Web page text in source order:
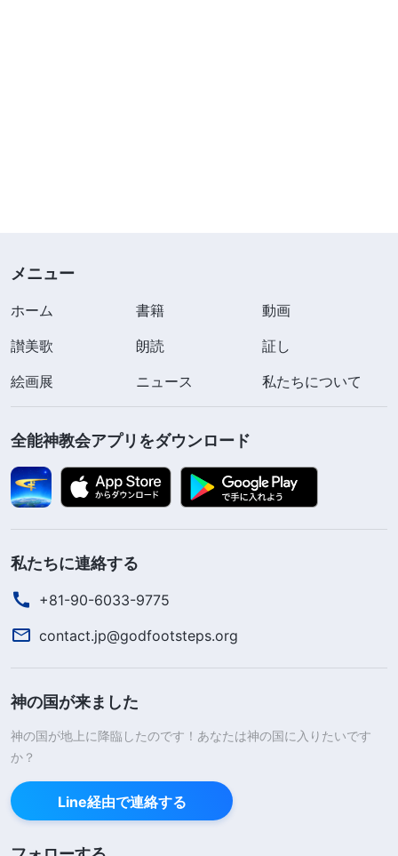
メニュー
ホーム 書籍
動画
讃美歌
朗読
証し
絵画展
ニュース 私たちについて
全能神教会アプリをダウンロード
私たちに連絡する
+81-90-6033-9775
contact.jp@godfootsteps.org
神の国が来ました
神の国が地上に降臨したのです！あなたは神の国に入りたいです
か？
Line経由で連絡する